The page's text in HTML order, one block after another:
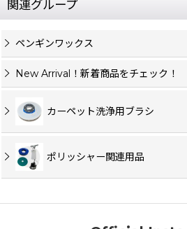
関連グループ
ペンギンワックス
New Arrival！新着商品をチェック！
カーペット洗浄用ブラシ
ポリッシャー関連用品